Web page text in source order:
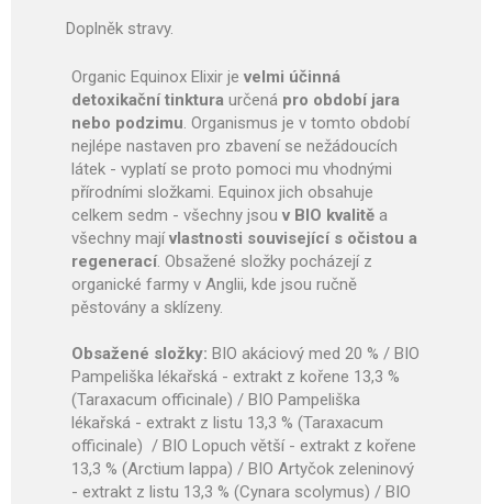
Doplněk stravy.
Organic Equinox Elixir je velmi účinná
detoxikační tinktura určená pro období jara
nebo podzimu. Organismus je v tomto období
nejlépe nastaven pro zbavení se nežádoucích
látek - vyplatí se proto pomoci mu vhodnými
přírodními složkami. Equinox jich obsahuje
celkem sedm - všechny jsou v BIO kvalitě a
všechny majívlastnosti související s očistou a
regenerací. Obsažené složky pocházejí z
organické farmy v Anglii, kde jsou ručně
pěstovány a sklízeny.
Obsažené složky: BIO akáciový med 20 % / BIO
Pampeliška lékařská - extrakt z kořene 13,3 %
(Taraxacum officinale) / BIO Pampeliška
lékařská - extrakt z listu 13,3 % (Taraxacum
officinale) / BIO Lopuch větší - extrakt z kořene
13,3 % (Arctium lappa) / BIO Artyčok zeleninový
- extrakt z listu 13,3 % (Cynara scolymus) / BIO